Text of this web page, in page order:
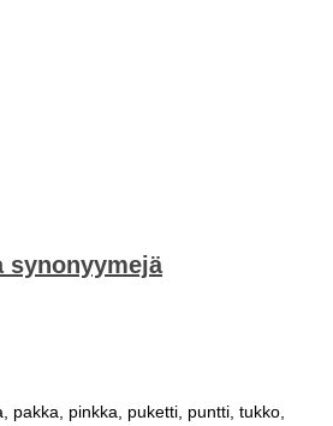
synonyymejä
pakka, pinkka, puketti, puntti, tukko,